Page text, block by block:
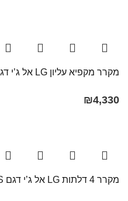
מקרר מקפיא עליון LG אל ג’י דגם GRM6781S נירוסטה
₪4,330
מקרר 4 דלתות LG אל ג’י דגם GRB909S